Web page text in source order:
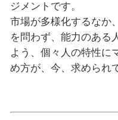
ジメントです。
市場が多様化するなか
を問わず、能力のある
よう、個々人の特性に
め方が、今、求められ